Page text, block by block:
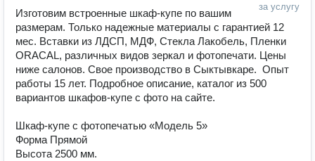
за услугу
Изготовим встроенные шкаф-купе по вашим
размерам. Только надежные материалы с гарантией 12
мес. Вставки из ЛДСП, МДФ, Стекла Лакобель, Пленки
ORACAL, различных видов зеркал и фотопечати. Цены
ниже салонов. Свое производство в Сыктывкаре.  Опыт
работы 15 лет. Подробное описание, каталог из 500
вариантов шкафов-купе с фото на сайте.
Шкаф-купе с фотопечатью «Модель 5»
Форма Прямой
Высота 2500 мм.